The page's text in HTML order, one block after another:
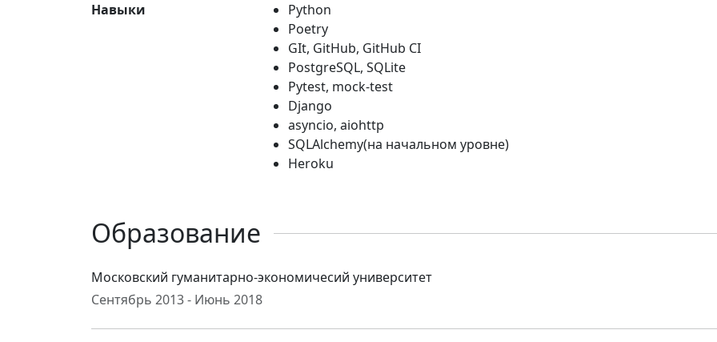
Навыки
Python
Poetry
GIt, GitHub, GitHub CI
PostgreSQL, SQLite
Pytest, mock-test
Django
asyncio, aiohttp
SQLAlchemy(на начальном уровне)
Heroku
Образование
Московский гуманитарно-экономичесий университет
Сентябрь 2013 - Июнь 2018